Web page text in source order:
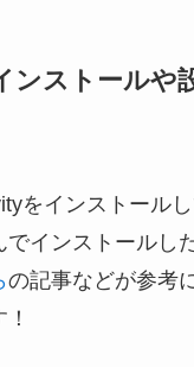
ンストールや
をインストール
インストールし
の記事などが参考